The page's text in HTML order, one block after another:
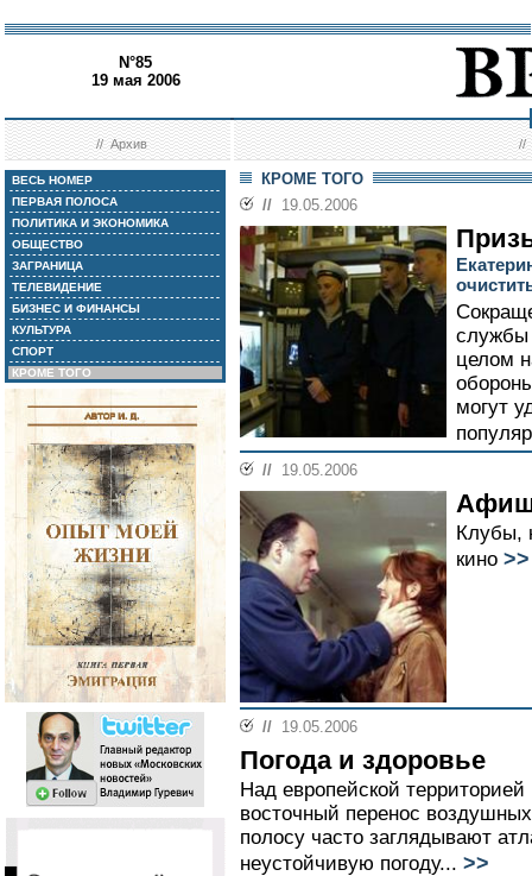
N°85
19 мая 2006
//Архив //
ВЕСЬ НОМЕР
ПЕРВАЯ ПОЛОСА
ПОЛИТИКА И ЭКОНОМИКА
ОБЩЕСТВО
ЗАГРАНИЦА
ТЕЛЕВИДЕНИЕ
БИЗНЕС И ФИНАНСЫ
КУЛЬТУРА
СПОРТ
КРОМЕ ТОГО
КРОМЕ ТОГО
// 19.05.2006
службы
целом
могут
// 19.05.2006
Клубы,
кино >>
// 19.05.2006
Погода и здоровье
Над европейской
восточный перенос
полосу часто заглядывают
неустойчивую погоду... >>